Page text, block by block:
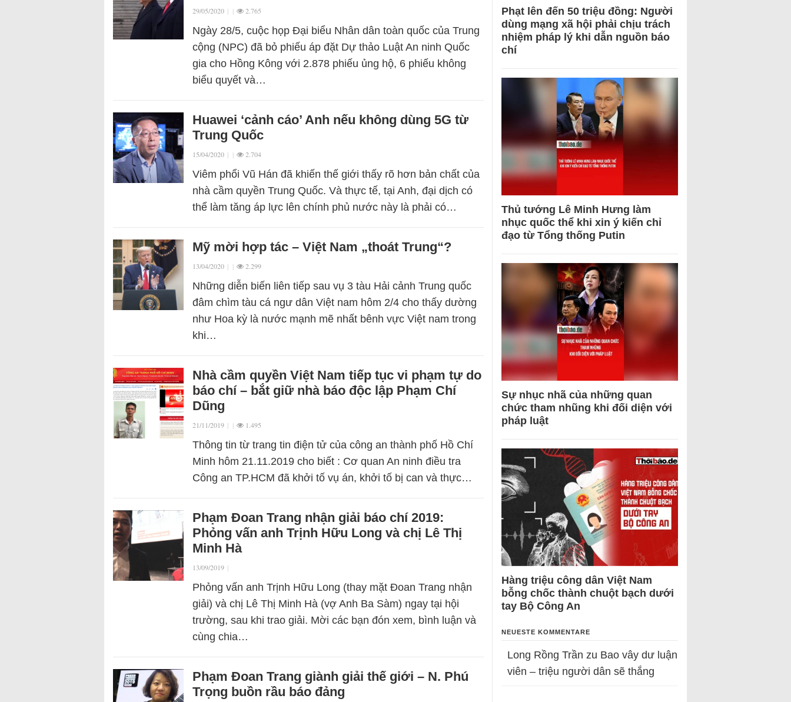
29/05/2020 | | 2.765
Ngày 28/5, cuộc họp Đại biểu Nhân dân toàn quốc của Trung
cộng (NPC) đã bỏ phiếu áp đặt Dự thảo Luật An ninh Quốc
gia cho Hồng Kông với 2.878 phiếu ủng hộ, 6 phiếu không
biểu quyết và…
Huawei ‘cảnh cáo’ Anh nếu không dùng 5G từ
Trung Quốc
15/04/2020 | | 2.704
Viêm phổi Vũ Hán đã khiến thế giới thấy rõ hơn bản chất của
nhà cầm quyền Trung Quốc. Và thực tế, tại Anh, đại dịch có
thể làm tăng áp lực lên chính phủ nước này là phải có…
Mỹ mời hợp tác – Việt Nam „thoát Trung“?
13/04/2020 | | 2.299
Những diễn biến liên tiếp sau vụ 3 tàu Hải cảnh Trung quốc
đâm chìm tàu cá ngư dân Việt nam hôm 2/4 cho thấy dường
như Hoa kỳ là nước mạnh mẽ nhất bênh vực Việt nam trong
khi…
Nhà cầm quyền Việt Nam tiếp tục vi phạm tự do
báo chí – bắt giữ nhà báo độc lập Phạm Chí
Dũng
21/11/2019 | | 1.495
Thông tin từ trang tin điện tử của công an thành phố Hồ Chí
Minh hôm 21.11.2019 cho biết : Cơ quan An ninh điều tra
Công an TP.HCM đã khởi tố vụ án, khởi tố bị can và thực…
Phạm Đoan Trang nhận giải báo chí 2019:
Phỏng vấn anh Trịnh Hữu Long và chị Lê Thị
Minh Hà
13/09/2019 |
Phỏng vấn anh Trịnh Hữu Long (thay mặt Đoan Trang nhận
giải) và chị Lê Thị Minh Hà (vợ Anh Ba Sàm) ngay tại hội
trường, sau khi trao giải. Mời các bạn đón xem, bình luận và
cùng chia…
Phạm Đoan Trang giành giải thế giới – N. Phú
Trọng buồn rầu báo đảng
Phạt lên đến 50 triệu đồng: Người
dùng mạng xã hội phải chịu trách
nhiệm pháp lý khi dẫn nguồn báo
chí
Thủ tướng Lê Minh Hưng làm
nhục quốc thể khi xin ý kiến chỉ
đạo từ Tổng thống Putin
Sự nhục nhã của những quan
chức tham nhũng khi đối diện với
pháp luật
Hàng triệu công dân Việt Nam
bỗng chốc thành chuột bạch dưới
tay Bộ Công An
NEUESTE KOMMENTARE
Long Rồng Trần zu Bao vây dư luận
viên – triệu người dân sẽ thắng